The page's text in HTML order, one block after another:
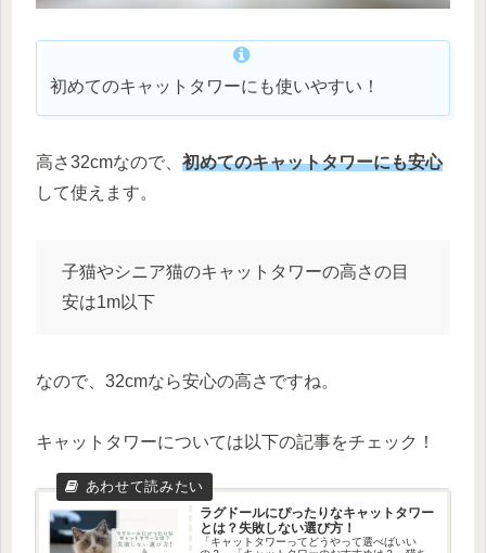
初めてのキャットタワーにも使いやすい！
高さ32cmなので、 初めてのキャットタワーにも安心
して使えます。
子猫やシニア猫のキャットタワーの高さの目
安は1m以下
なので、32cmなら安心の高さですね。
キャットタワーについては以下の記事をチェック！
ラグドールにぴったりなキャットタワー
とは？失敗しない選び方！
「キャットタワーってどうやって選べばいい